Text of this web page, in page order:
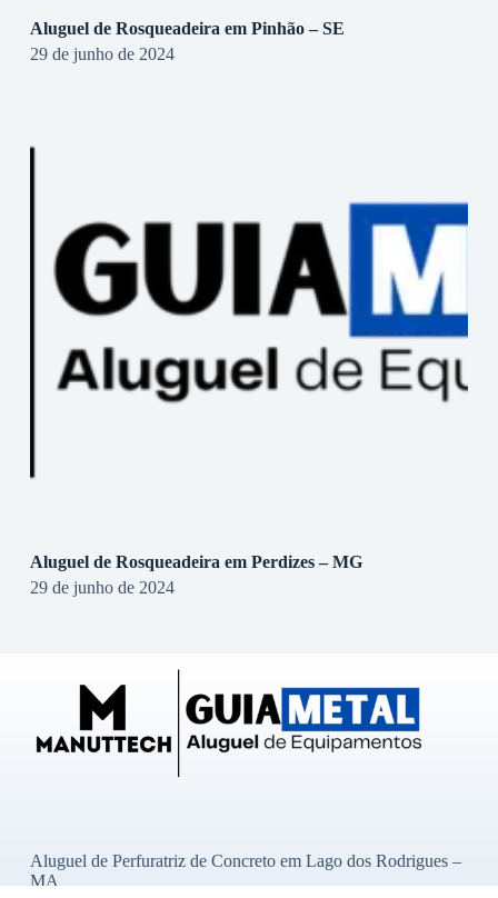
Aluguel de Rosqueadeira em Pinhão – SE
29 de junho de 2024
Aluguel de Rosqueadeira em Perdizes – MG
29 de junho de 2024
Aluguel de Perfuratriz de Concreto em Lago dos Rodrigues –
MA